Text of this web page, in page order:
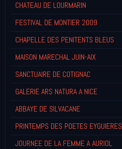
CHATEAU DE LOURMARIN
FESTIVAL DE MONTIER 2009
CHAPELLE DES PENITENTS BLEUS
MAISON MARECHAL JUIN-AIX
SANCTUAIRE DE COTIGNAC
GALERIE ARS NATURA A NICE
ABBAYE DE SILVACANE
PRINTEMPS DES POETES EYGUIERES
JOURNEE DE LA FEMME A AURIOL